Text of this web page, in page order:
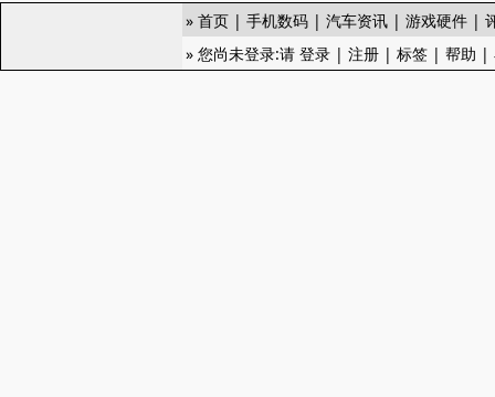
» 首页 | 手机数码 | 汽车资讯 | 游戏硬件 |
» 您尚未登录:请 登录 | 注册 | 标签 | 帮助 |